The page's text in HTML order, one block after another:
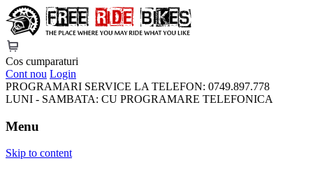
FreeRideBikes
Cos cumparaturi
Cont nou Login
PROGRAMARI SERVICE LA TELEFON: 0749.897.778
LUNI - SAMBATA: CU PROGRAMARE TELEFONICA
Menu
Skip to content